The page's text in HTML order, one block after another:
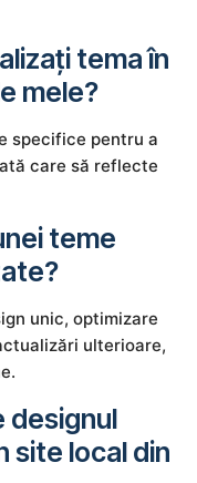
tema în
mele?
specifice pentru a
care să reflecte
teme
unic, optimizare
ulterioare,
designul
site local din